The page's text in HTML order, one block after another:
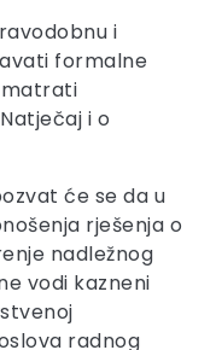
i
formalne
i o
će se da u
rješenja o
nadležnog
vodi kazneni
radnog